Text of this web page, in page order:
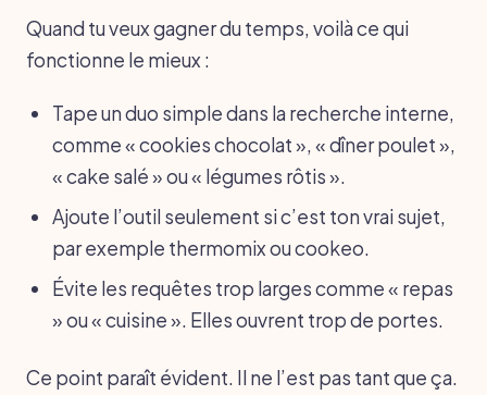
Quand tu veux gagner du temps, voilà ce qui
fonctionne le mieux :
Tape un duo simple dans la recherche interne,
comme « cookies chocolat », « dîner poulet »,
« cake salé » ou « légumes rôtis ».
Ajoute l’outil seulement si c’est ton vrai sujet,
par exemple thermomix ou cookeo.
Évite les requêtes trop larges comme « repas
» ou « cuisine ». Elles ouvrent trop de portes.
Ce point paraît évident. Il ne l’est pas tant que ça.